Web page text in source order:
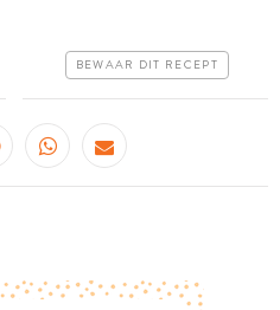
BEWAAR DIT RECEPT